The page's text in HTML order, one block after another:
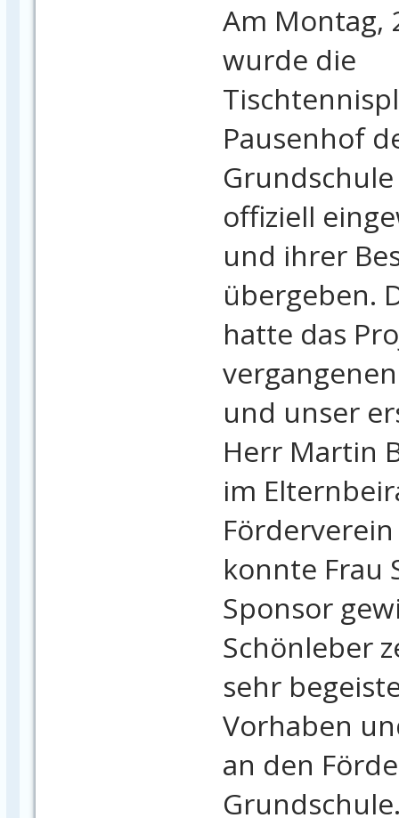
Am Montag,
wurde die
Pausenhof
offiziell
und ihrer
übergeben.
hatte das
und unser
Herr Martin
im
konnte Frau
Sponsor
Schönleber
sehr
Vorhaben
an den